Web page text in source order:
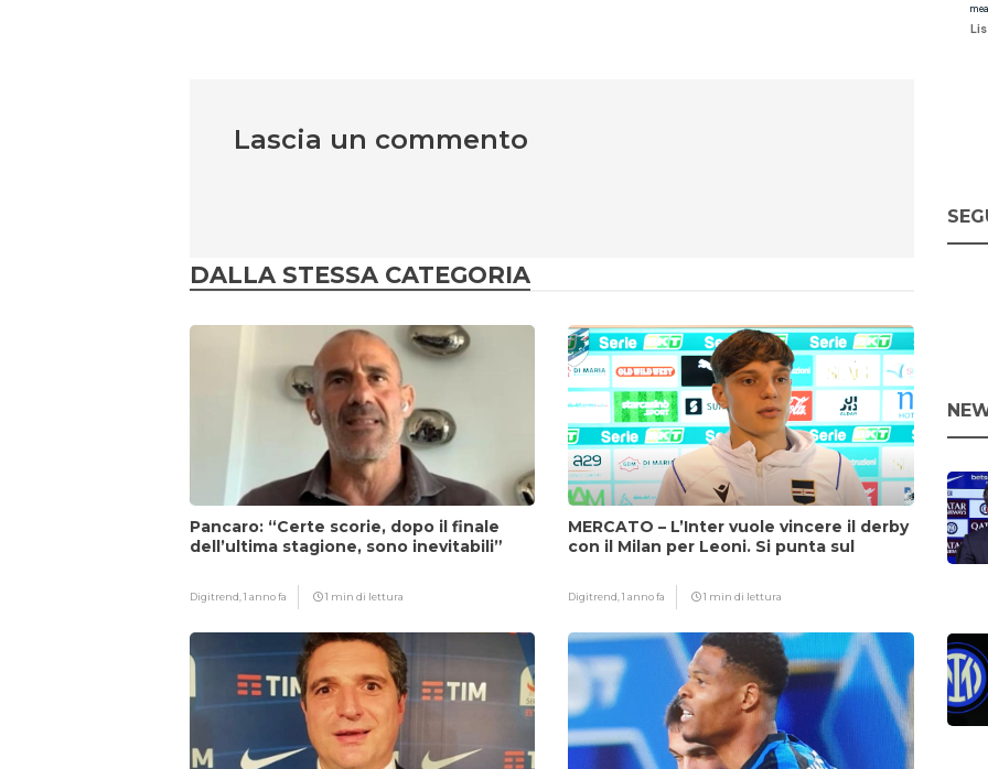
Lascia un commento
DALLA STESSA CATEGORIA
Pancaro: “Certe scorie, dopo il finale
dell’ultima stagione, sono inevitabili”
Digitrend,1 anno fa 1 min di lettura
MERCATO – L’Inter vuole vincere il derby
con il Milan per Leoni. Si punta sul
Digitrend,1 anno fa 1 min di lettura